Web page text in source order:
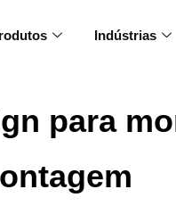
Indústrias
para